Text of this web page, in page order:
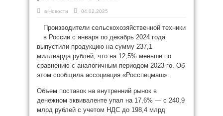
в Новости 04.02.2025
Производители сельскохозяйственной техники
в России с января по декабрь 2024 года
выпустили продукцию на сумму 237,1
миллиарда рублей, что на 12,5% меньше по
сравнению с аналогичным периодом 2023-го. Об
этом сообщила ассоциация «Росспецмаш».
Объем поставок на внутренний рынок в
денежном эквиваленте упал на 17,6% — с 240,9
млрд рублей с учетом НДС до 198,4 млрд